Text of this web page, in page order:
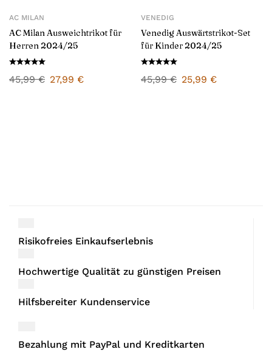
AC MILAN
AC Milan Ausweichtrikot für
Herren 2024/25
45,99€ 27,99 €
VENEDIG
Venedig Auswärtstrikot-Set
für Kinder 2024/25
45,99€ 25,99 €
Risikofreies Einkaufserlebnis
Hochwertige Qualität zu günstigen Preisen
Hilfsbereiter Kundenservice
Bezahlung mit PayPal und Kreditkarten